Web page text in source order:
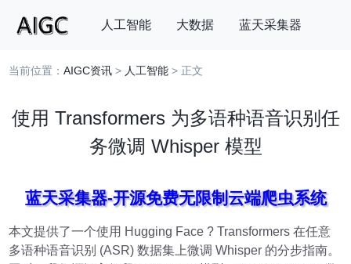
人工智能 大数据 蓝天采集器
搜索
当前位置：AIGC资讯 > 人工智能 > 正文
使用 Transformers 为多语种语音识别任
务微调 Whisper 模型
蓝天采集器-开源免费无限制云端爬虫系统
本文提供了一个使用 Hugging Face ? Transformers 在任意
多语种语音识别 (ASR) 数据集上微调 Whisper 的分步指南。